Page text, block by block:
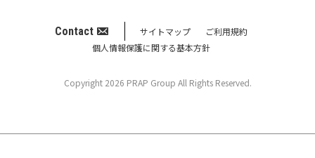
Contact サイトマップ
ご利用規約
個人情報保護に関する基本方針
Copyright 2026 PRAP Group All Rights Reserved.